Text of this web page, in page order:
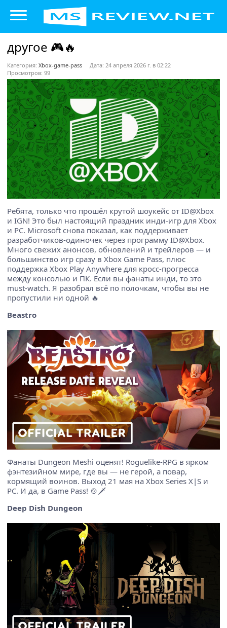
другое 🎮🔥
Категория: Xbox-game-pass
Дата: 24 апреля 2026 г. в 02:22
Просмотров: 99
Ребята, только что прошёл крутой шоукейс от ID@Xbox
и IGN! Это был настоящий праздник инди-игр для Xbox
и PC. Microsoft снова показал, как поддерживает
разработчиков-одиночек через программу ID@Xbox.
Много свежих анонсов, обновлений и трейлеров — и
большинство игр сразу в Xbox Game Pass, плюс
поддержка Xbox Play Anywhere для кросс-прогресса
между консолью и ПК. Если вы фанаты инди, то это
must-watch. Я разобрал всё по полочкам, чтобы вы не
пропустили ни одной 🔥
Beastro
Фанаты Dungeon Meshi оценят! Roguelike-RPG в ярком
фэнтезийном мире, где вы — не герой, а повар,
кормящий воинов. Выход 21 мая на Xbox Series X|S и
PC. И да, в Game Pass! 🍲🗡️
Deep Dish Dungeon